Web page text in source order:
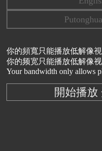
你的頻寬只能播放低解像
你的频宽只能播放低解像
Your bandwidth only allows
開始播放